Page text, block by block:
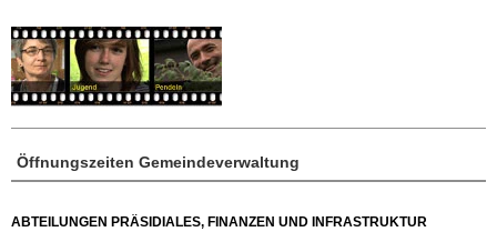
Öffnungszeiten Gemeindeverwaltung
ABTEILUNGEN PRÄSIDIALES, FINANZEN UND INFRASTRUKTUR